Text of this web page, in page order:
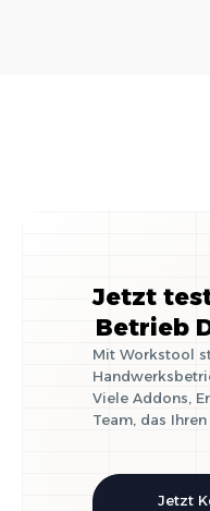
Jetzt
Betrieb
Mit Workstool
Viele Addons,
Team, das
Jetzt